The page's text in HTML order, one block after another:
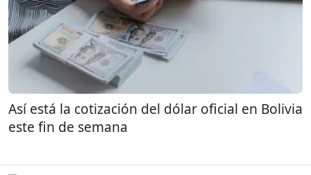
Así está la cotización del dólar oficial en Bolivia
este fin de semana